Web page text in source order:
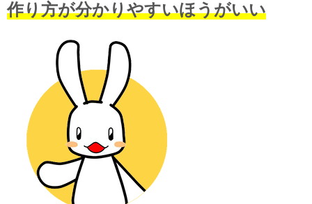
作り方が分かりやすいほうがいい